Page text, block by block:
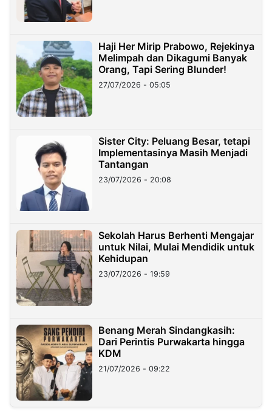
Haji Her Mirip Prabowo, Rejekinya
Melimpah dan Dikagumi Banyak
Orang, Tapi Sering Blunder!
27/07/2026 - 05:05
Sister City: Peluang Besar, tetapi
Implementasinya Masih Menjadi
Tantangan
23/07/2026 - 20:08
Sekolah Harus Berhenti Mengajar
untuk Nilai, Mulai Mendidik untuk
Kehidupan
23/07/2026 - 19:59
Benang Merah Sindangkasih:
Dari Perintis Purwakarta hingga
KDM
21/07/2026 - 09:22